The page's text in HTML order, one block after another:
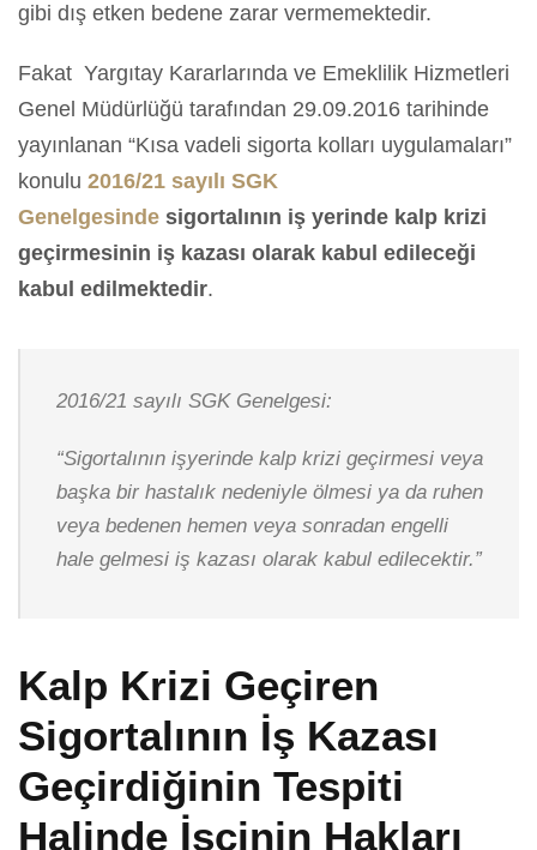
gibi dış etken bedene zarar vermemektedir.
Fakat Yargıtay Kararlarında ve Emeklilik Hizmetleri
Genel Müdürlüğü tarafından 29.09.2016 tarihinde
yayınlanan “Kısa vadeli sigorta kolları uygulamaları”
konulu 2016/21 sayılı SGK
Genelgesinde sigortalının iş yerinde kalp krizi
geçirmesinin iş kazası olarak kabul edileceği
kabul edilmektedir.
2016/21 sayılı SGK Genelgesi:
“Sigortalının işyerinde kalp krizi geçirmesi veya
başka bir hastalık nedeniyle ölmesi ya da ruhen
veya bedenen hemen veya sonradan engelli
hale gelmesi iş kazası olarak kabul edilecektir.”
Kalp Krizi Geçiren
Sigortalının İş Kazası
Geçirdiğinin Tespiti
Halinde İşçinin Hakları